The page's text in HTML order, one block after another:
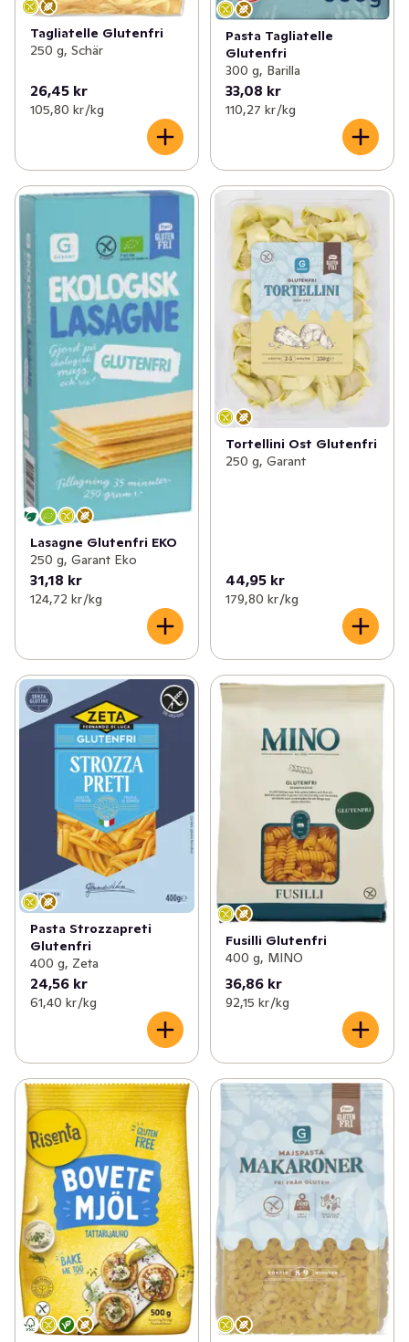
Tagliatelle Glutenfri
250 g, Schär
26,45 kr
105,80 kr /kg
Pasta Tagliatelle
Glutenfri
300 g, Barilla
33,08 kr
110,27 kr /kg
Lasagne Glutenfri EKO
250 g, Garant Eko
31,18 kr
124,72 kr /kg
Tortellini Ost Glutenfri
250 g, Garant
44,95 kr
179,80 kr /kg
Pasta Strozzapreti
Glutenfri
400 g, Zeta
24,56 kr
61,40 kr /kg
Fusilli Glutenfri
400 g, MINO
36,86 kr
92,15 kr /kg